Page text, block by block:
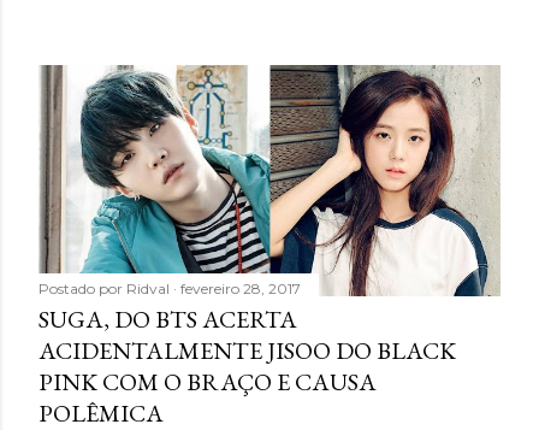
Postado por Ridval fevereiro 28, 2017
SUGA, DO BTS ACERTA
ACIDENTALMENTE JISOO DO BLACK
PINK COM O BRAÇO E CAUSA
POLÊMICA